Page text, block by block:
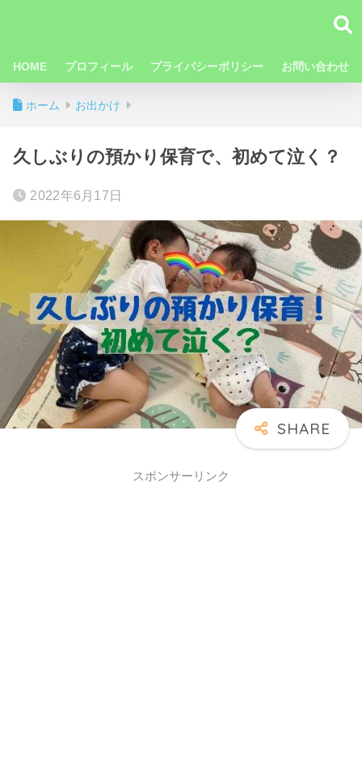
HOME プロフィール プライバシーポリシー お問い合わせ
ホーム お出かけ
久しぶりの預かり保育で、初めて泣く？
2022年6月17日
スポンサーリンク